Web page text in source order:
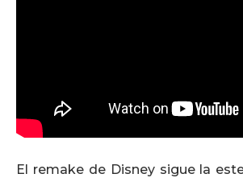
El remake de Disney sigue la